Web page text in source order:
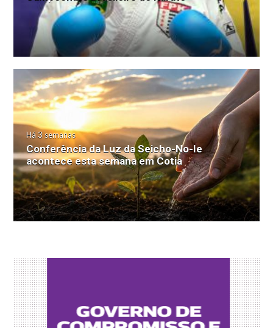
Há 3 semanas
Conferência da Luz da Seicho-No-Ie
acontece esta semana em Cotia